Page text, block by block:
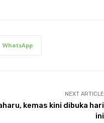
WhatsApp
NEXT ARTICLE
kemas kini dibuka hari
ini